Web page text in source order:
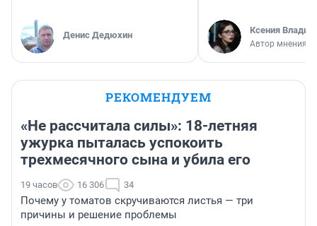
Денис Дедюхин Ксения
Автор мнения
РЕКОМЕНДУЕМ
«Не рассчитала силы»: 18-летняя
ужурка пыталась успокоить
трехмесячного сына и убила его
19 часов 16 306 34
Почему у томатов скручиваются листья — три
причины и решение проблемы